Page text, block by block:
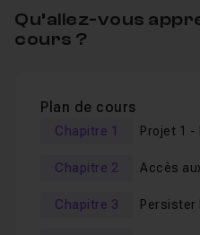
de la personnaliser
d'utiliser des
vos utilisateurs de saisir des
persister dans
nouvelle version a introduit
La seconde application -
Qu’allez-vous
cours ?
Plan de cours
Chapitre 1
Projet 1 -
Dexie)
Chapitre 2 Accès
Chapitre 3
Persister